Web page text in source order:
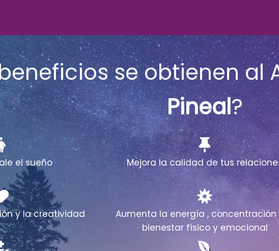
se obtienen al
Pineal?
el sueño Mejora la calidad de tus
y la creatividad
Aumenta la energía , concentración
bienestar físico y emocional